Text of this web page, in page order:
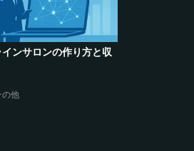
シリーズ連載【運営者のお悩み解決】～
に活用するには？